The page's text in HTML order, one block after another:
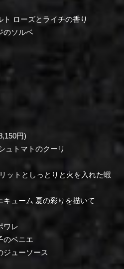
ローズとライチの香り
のソルベ
円)
ュトマトのクーリ
ットとしっとりと火を入れた蝦
ューム 夏の彩りを描いて
ワレ
のベニエ
ジューソース